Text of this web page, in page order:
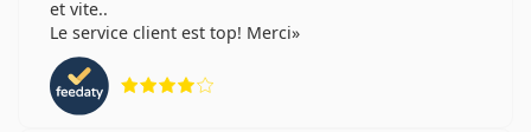
et vite..
Le service client est top! Merci